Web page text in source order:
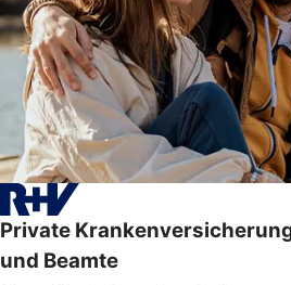
Private
und Beamte